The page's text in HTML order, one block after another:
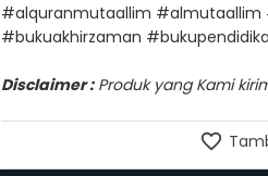
#alquranmutaallim
#bukuakhirzaman
Disclaimer :Produk yang Kami